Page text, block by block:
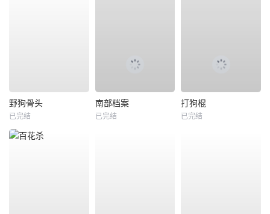
野狗骨头
已完结
南部档案
已完结
打狗棍
已完结